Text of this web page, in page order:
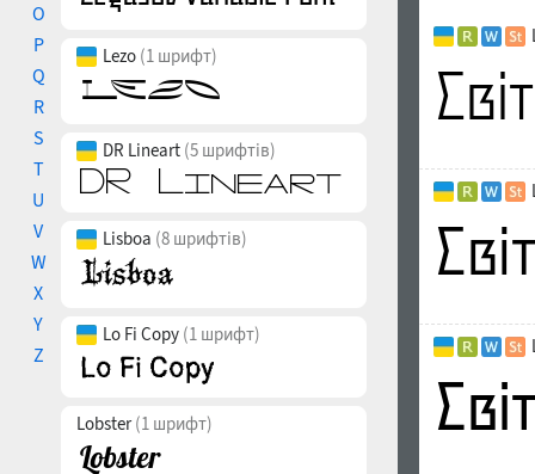
O
P
Q
R
S
T
U
V
W
X
Y
Z
Lezo (1 шрифт)
DR Lineart (5 шрифтів)
Lisboa (8 шрифтів)
Lo Fi Copy (1 шрифт)
Lobster(1 шрифт)